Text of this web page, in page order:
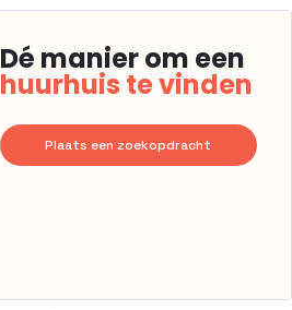
Dé manier om een
huurhuis te vinden
Plaats een zoekopdracht